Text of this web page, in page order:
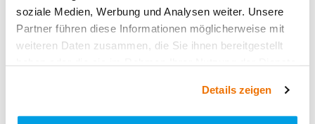
soziale Medien, Werbung und Analysen weiter. Unsere
Partner führen diese Informationen möglicherweise mit
weiteren Daten zusammen, die Sie ihnen bereitgestellt
Details zeigen